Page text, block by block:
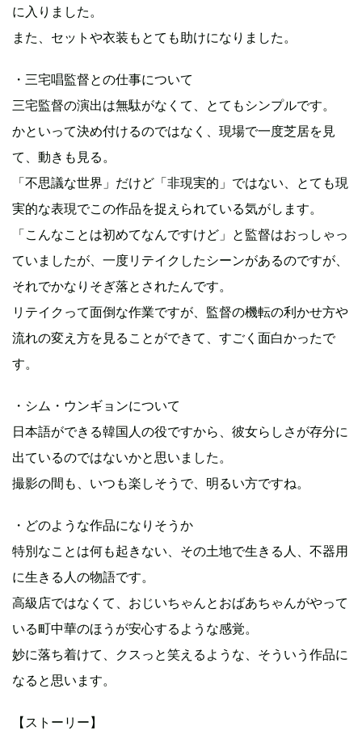
に入りました。
また、セットや衣装もとても助けになりました。
・三宅唱監督との仕事について
三宅監督の演出は無駄がなくて、とてもシンプルです。
かといって決め付けるのではなく、現場で一度芝居を見
て、動きも見る。
「不思議な世界」だけど「非現実的」ではない、とても現
実的な表現でこの作品を捉えられている気がします。
「こんなことは初めてなんですけど」と監督はおっしゃっ
ていましたが、一度リテイクしたシーンがあるのですが、
それでかなりそぎ落とされたんです。
リテイクって面倒な作業ですが、監督の機転の利かせ方や
流れの変え方を見ることができて、すごく面白かったで
す。
・シム・ウンギョンについて
日本語ができる韓国人の役ですから、彼女らしさが存分に
出ているのではないかと思いました。
撮影の間も、いつも楽しそうで、明るい方ですね。
・どのような作品になりそうか
特別なことは何も起きない、その土地で生きる人、不器用
に生きる人の物語です。
高級店ではなくて、おじいちゃんとおばあちゃんがやって
いる町中華のほうが安心するような感覚。
妙に落ち着けて、クスっと笑えるような、そういう作品に
なると思います。
【ストーリー】